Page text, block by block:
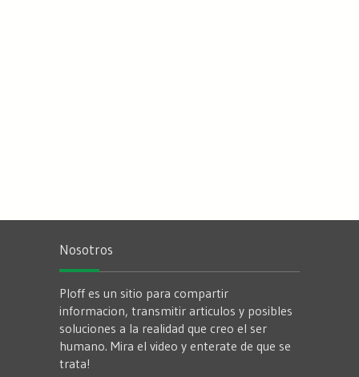
Nosotros
Ploff es un sitio para compartir
informacion, transmitir articulos y posibles
soluciones a la realidad que creo el ser
humano. Mira el video y enterate de que se
trata!